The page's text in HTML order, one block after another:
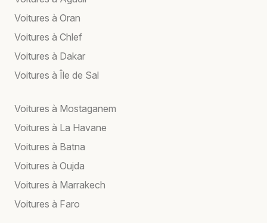
Voitures à Oran
Voitures à Chlef
Voitures à Dakar
Voitures à Île de Sal
Voitures à Mostaganem
Voitures à La Havane
Voitures à Batna
Voitures à Oujda
Voitures à Marrakech
Voitures à Faro